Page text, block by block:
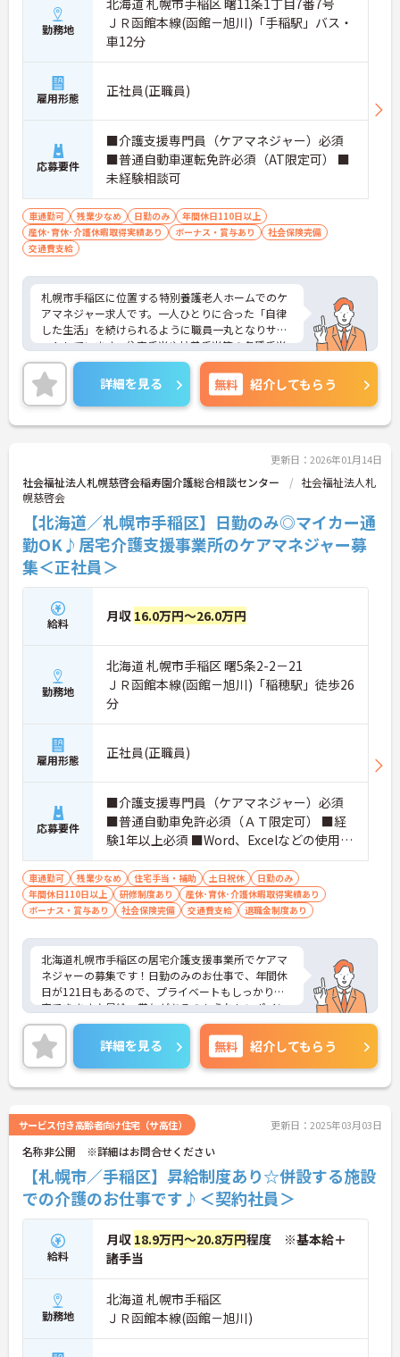
勤務地
北海道 札幌市手稲区 曙11条1丁目7番7号
ＪＲ函館本線(函館－旭川)「手稲駅」バス・
車12分
雇用形態 正社員(正職員)
応募要件
■介護支援専門員（ケアマネジャー）必須
■普通自動車運転免許必須（AT限定可） ■
未経験相談可
車通勤可 残業少なめ 日勤のみ
年間休日110日以上
産休･育休･介護休暇取得実績あり
ボーナス・賞与あり
社会保険完備
交通費支給
札幌市手稲区に位置する特別養護老人ホームでのケ
アマネジャー求人です。一人ひとりに合った「自律
した生活」を続けられるように職員一丸となりサポ
ートしています。住宅手当や扶養手当等の各種手当
も整っています。年間休日は120日と多めで、ワー
クライフバランスを重視される方にもおすすめで
す。ご興味のある方には、面接対策ポイントなど、
さらに詳細をお話しいたしますのでお気軽にご相談
ください！
詳細を見る 無料 紹介してもらう
更新日：2026年01月14日
社会福祉法人札幌慈啓会稲寿園介護総合相談センター
社会福祉法人札
幌慈啓会
【北海道／札幌市手稲区】日勤のみ◎マイカー通
勤OK♪居宅介護支援事業所のケアマネジャー募
集＜正社員＞
給料 月収 16.0万円～26.0万円
勤務地
北海道 札幌市手稲区 曙5条2-2－21
ＪＲ函館本線(函館－旭川)「稲穂駅」徒歩26
分
雇用形態 正社員(正職員)
応募要件
■介護支援専門員（ケアマネジャー）必須
■普通自動車免許必須（ＡＴ限定可） ■経
験1年以上必須 ■Word、Excelなどの使用経
験あれば尚可
車通勤可 残業少なめ 住宅手当・補助 土日祝休
日勤のみ
年間休日110日以上
研修制度あり
産休･育休･介護休暇取得実績あり
ボーナス・賞与あり
社会保険完備 交通費支給 退職金制度あり
北海道札幌市手稲区の居宅介護支援事業所でケアマ
ネジャーの募集です！日勤のみのお仕事で、年間休
日が121日もあるので、プライベートもしっかり充
実できます♪昇給、賞与があるのもうれしいポイン
ト！ご興味のある方は、面接ポイントをお伝えしま
すので、お気軽にご連絡ください。
詳細を見る 無料 紹介してもらう
サービス付き高齢者向け住宅（サ高住） 更新日：2025年03月03日
名称非公開 ※詳細はお問合せください
【札幌市／手稲区】昇給制度あり☆併設する施設
での介護のお仕事です♪＜契約社員＞
給料
月収 18.9万円～20.8万円程度 ※基本給＋
諸手当
勤務地
北海道 札幌市手稲区
ＪＲ函館本線(函館－旭川)